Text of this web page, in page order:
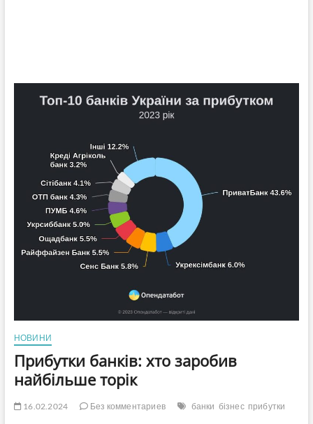
НОВИНИ
Прибутки банків: хто заробив
найбільше торік
16.02.2024 Без комментариев банки бізнес прибутки